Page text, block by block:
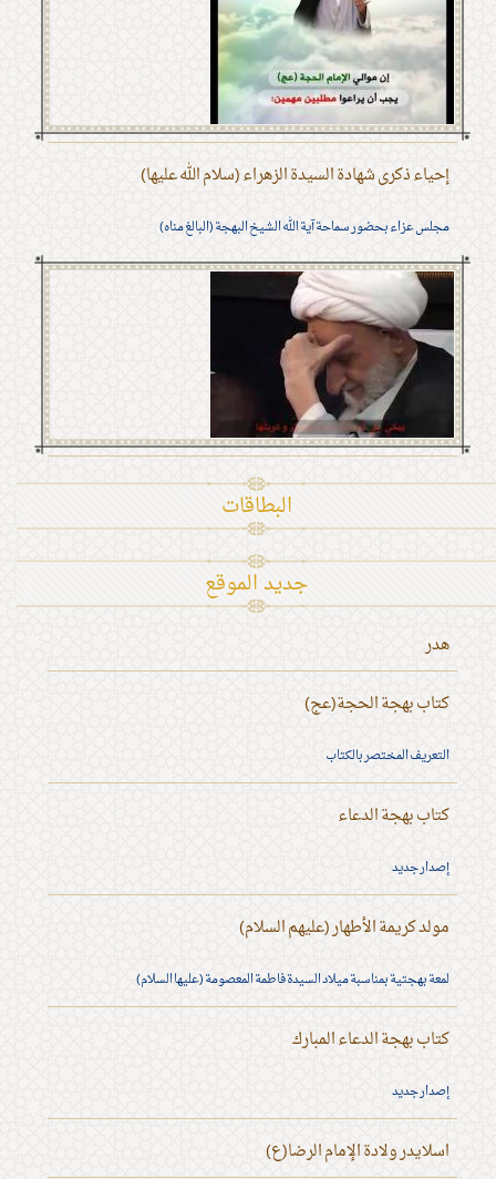
إحياء ذكرى شهادة السيدة الزهراء (سلام الله عليها)
مجلس عزاء بحضور سماحة آية الله الشيخ البهجة (البالغ مناه)
البطاقات
جديد الموقع
هدر
كتاب بهجة الحجة(عج)
التعريف المختصر بالكتاب
كتاب بهجة الدعاء
إصدار جديد
مولد كريمة الأطهار (عليهم السلام)
لمعة بهجتية بمناسبة ميلاد السيدة فاطمة المعصومة (عليها السلام)
كتاب بهجة الدعاء المبارك
إصدار جديد
اسلايدر ولادة الإمام الرضا(ع)